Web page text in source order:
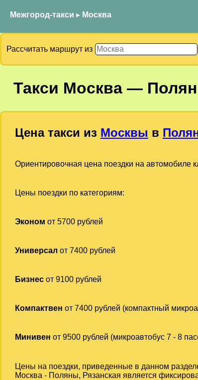
Межгород-такси ▸ Москва
Рассчитать маршрут из
Такси Москва—
Цена такси из Москвы в
Ориентировочная цена поездки на автомобиле
Цены поездки по категориям:
Эконом от 5700 рублей
Универсал от 7400 рублей
Бизнесот 9100 рублей
Компактвен от 7400 рублей (компактный
Минивен от 9500 рублей (микроавтобус 7 - 8
Цены на поездки, приведенные в данном
Москва - Поляны, Рязанская является